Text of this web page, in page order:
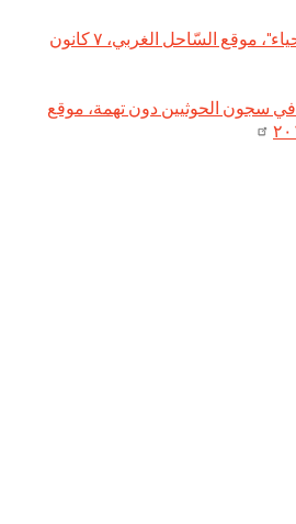
سجون الحوثيين "مقابر الأحياء"، موقع السّاحل الغربي، ۷ كانون
3 سنوات في سجون الحوثيين دون تهمة، موقع